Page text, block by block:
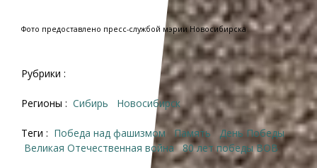
Фото предоставлено пресс-службой мэрии Новосибирска
Рубрики :
Регионы : Сибирь Новосибирск
Теги : победа над фашизмом память
День Победы
Великая Отечественная война
80 лет победы ВОВ